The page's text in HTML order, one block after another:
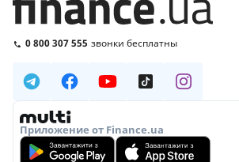
0 800 307 555 звонки бесплатны
Приложение от Finance.ua